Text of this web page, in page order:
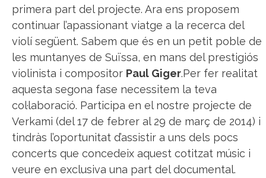
primera part del projecte. Ara ens proposem
continuar l’apassionant viatge a la recerca del
violí següent. Sabem que és en un petit poble de
les muntanyes de Suïssa, en mans del prestigiós
violinista i compositor Paul Giger.Per fer realitat
aquesta segona fase necessitem la teva
col·laboració. Participa en el nostre projecte de
Verkami (del 17 de febrer al 29 de març de 2014) i
tindràs l’oportunitat d’assistir a uns dels pocs
concerts que concedeix aquest cotitzat músic i
veure en exclusiva una part del documental.